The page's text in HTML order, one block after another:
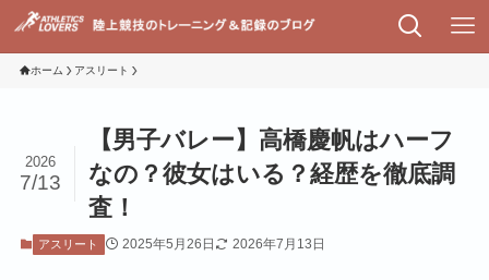
ホーム アスリート
【男子バレー】高橋慶帆はハーフ
なの？彼女はいる？経歴を徹底調
査！
2026
7/13
アスリート 2025年5月26日 2026年7月13日